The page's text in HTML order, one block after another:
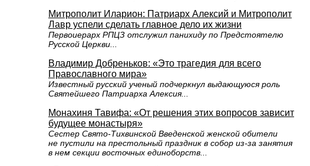
Митрополит Иларион: Патриарх Алексий и Митрополит
Лавр успели сделать главное дело их жизни
Первоиерарх РПЦЗ отслужил панихиду по Предстоятелю
Русской Церкви...
Владимир Добреньков: «Это трагедия для всего
Православного мира»
Известный русский ученый подчеркнул выдающуюся роль
Святейшего Патриарха Алексия...
Монахиня Тавифа: «От решения этих вопросов зависит
будущее монастыря»
Сестер Свято-Тихвинской Введенской женской обители
не пустили на престольный праздник в собор из-за занятия
в нем секции восточных единоборств...